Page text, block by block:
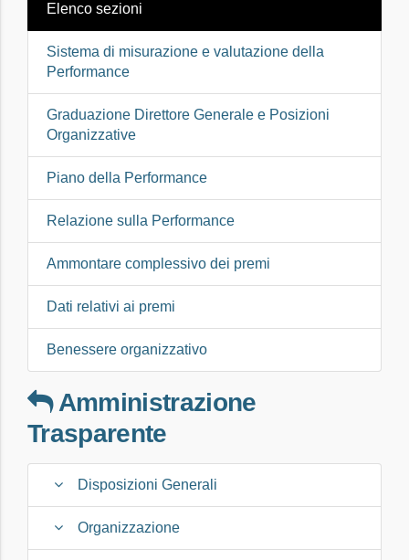
Elenco sezioni
Sistema di misurazione e valutazione della
Performance
Graduazione Direttore Generale e Posizioni
Organizzative
Piano della Performance
Relazione sulla Performance
Ammontare complessivo dei premi
Dati relativi ai premi
Benessere organizzativo
Amministrazione
Trasparente
Disposizioni Generali
Organizzazione